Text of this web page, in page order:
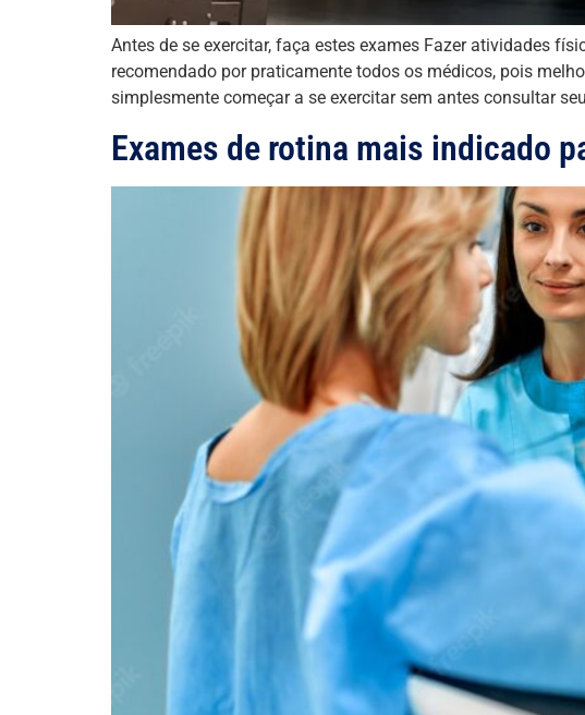
Antes de se exercitar, faça estes exames Fazer atividades
recomendado por praticamente todos os médicos, pois
simplesmente começar a se exercitar sem antes consultar
Exames de rotina mais indicado